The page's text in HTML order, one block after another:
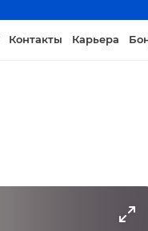
Контакты Карьера